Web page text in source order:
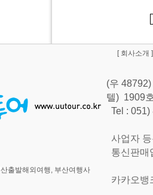
출발해외여행, 부산여행사
[ 회사소개
(우
텔) 1909
Tel :
사업자
통신판매
카카오뱅